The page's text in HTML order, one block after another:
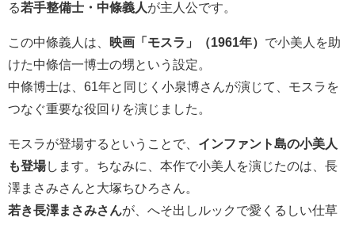
る若手整備士・中條義人が主人公です。
この中條義人は、 映画「モスラ」（1961年） で小美人を助
けた中條信一博士の甥という設定。
中條博士は、61年と同じく小泉博さんが演じて、モスラを
つなぐ重要な役回りを演じました。
モスラが登場するということで、 インファント島の小美人
も登場します。ちなみに、本作で小美人を演じたのは、長
澤まさみさんと大塚ちひろさん。
若き長澤まさみさんが、へそ出しルックで愛くるしい仕草